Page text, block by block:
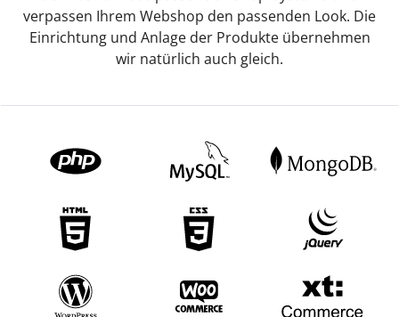
verpassen Ihrem Webshop den passenden Look. Die
Einrichtung und Anlage der Produkte übernehmen
wir natürlich auch gleich.